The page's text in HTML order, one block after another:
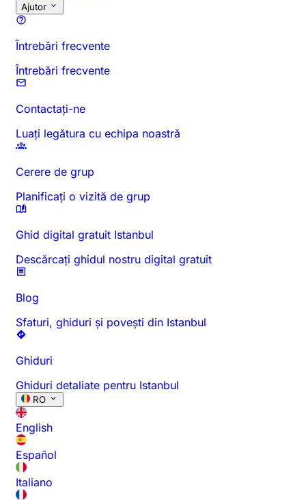
Ajutor
Întrebări frecvente
Întrebări frecvente
Contactați-ne
Luați legătura cu echipa noastră
Cerere de grup
Planificați o vizită de grup
Ghid digital gratuit Istanbul
Descărcați ghidul nostru digital gratuit
Blog
Sfaturi, ghiduri și povești din Istanbul
Ghiduri
Ghiduri detaliate pentru Istanbul
RO
English
Español
Italiano